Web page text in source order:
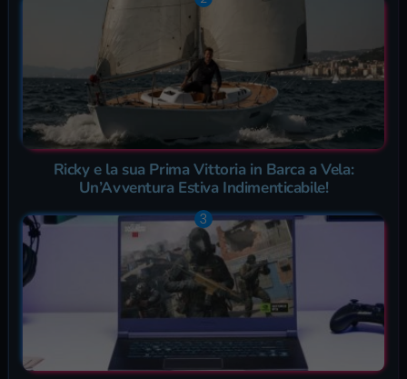
Ricky e la sua Prima Vittoria in Barca a Vela:
Un’Avventura Estiva Indimenticabile!